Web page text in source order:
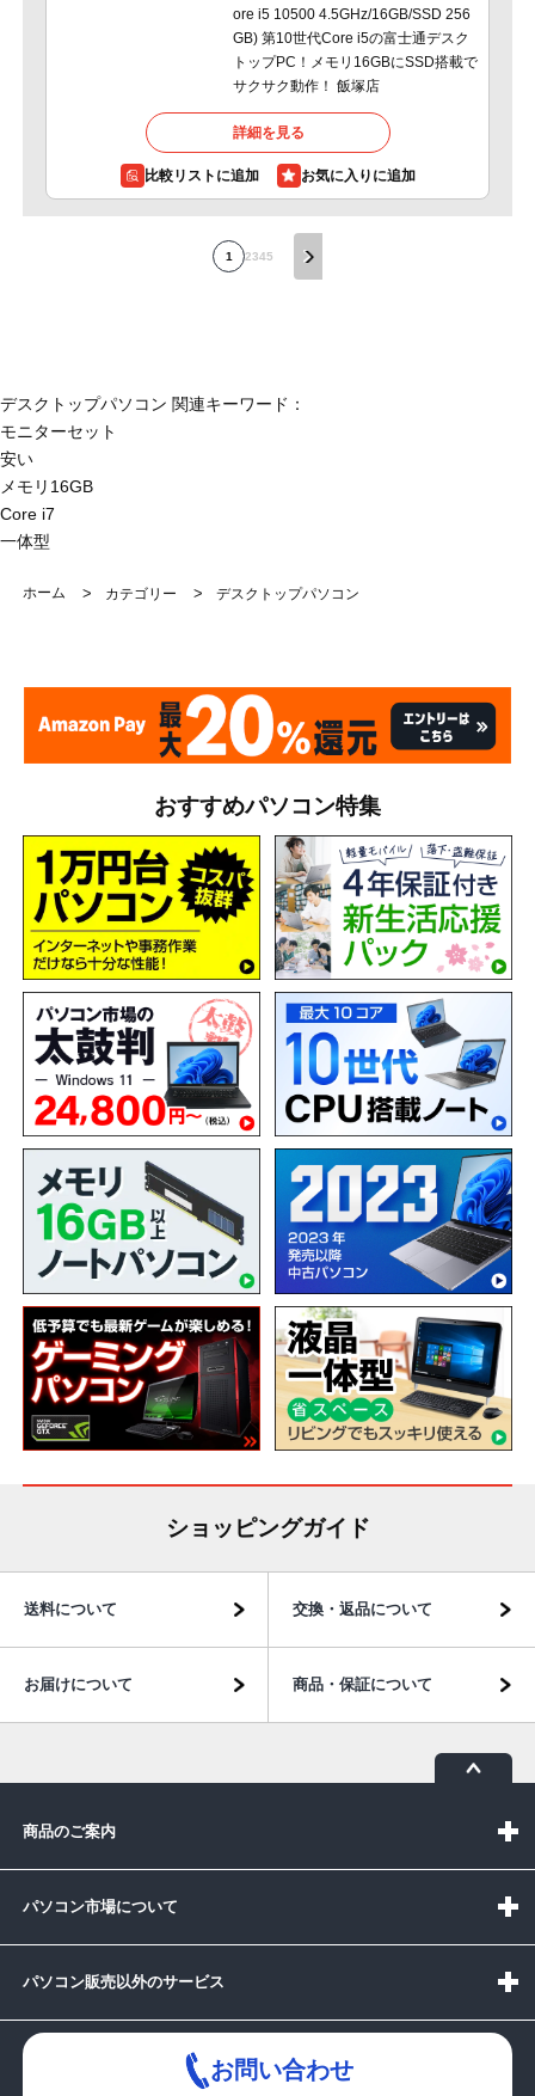
ore i5 10500 4.5GHz/16GB/SSD 256
GB) 第10世代Core i5の富士通デスク
トップPC！メモリ16GBにSSD搭載で
サクサク動作！ 飯塚店
詳細を見る
比較リストに追加
1 2345
デスクトップパソコン 関連キーワード：
モニターセット
安い
メモリ16GB
Core i7
一体型
ホーム > カテゴリー > デスクトップパソコン
おすすめパソコン特集
ショッピングガイド
送料について 交換・返品について
お届けについて 商品・保証について
商品のご案内
パソコン市場について
パソコン販売以外のサービス
お問い合わせ